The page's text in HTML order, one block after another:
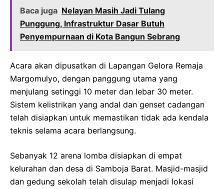
Baca juga Nelayan Masih Jadi Tulang
Punggung, Infrastruktur Dasar Butuh
Penyempurnaan di Kota Bangun Sebrang
Acara akan dipusatkan di Lapangan Gelora Remaja
Margomulyo, dengan panggung utama yang
menjulang setinggi 10 meter dan lebar 30 meter.
Sistem kelistrikan yang andal dan genset cadangan
telah disiapkan untuk memastikan tidak ada kendala
teknis selama acara berlangsung.
Sebanyak 12 arena lomba disiapkan di empat
kelurahan dan desa di Samboja Barat. Masjid-masjid
dan gedung sekolah telah disulap menjadi lokasi